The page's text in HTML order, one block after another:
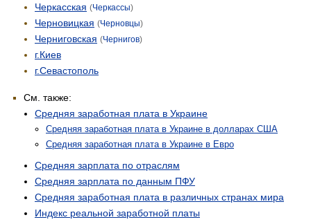
Черкасская (Черкассы)
Черновицкая (Черновцы)
Черниговская (Чернигов)
г.Киев
г.Севастополь
См. также:
Средняя заработная плата в Украине
Средняя заработная плата в Украине в долларах США
Средняя заработная плата в Украине в Евро
Средняя зарплата по отраслям
Средняя зарплата по данным ПФУ
Средняя заработная плата в различных странах мира
Индекс реальной заработной платы